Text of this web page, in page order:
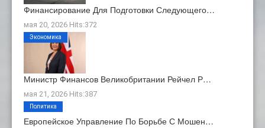
Финансирование Для Подготовки Следующего…
мая 20, 2026 Hits:372
Министр Финансов Великобритании Рейчел Р…
мая 21, 2026 Hits:387
Экономика
Европейское Управление По Борьбе С Мошен…
Политика